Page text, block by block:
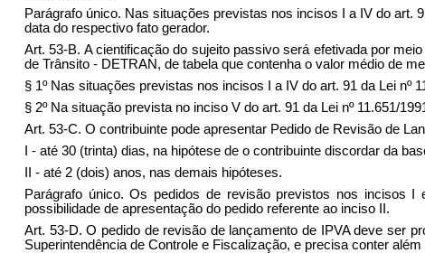
Parágrafo único. Nas situações previstas nos incisos I a IV do art.
data do respectivo fato gerador.
Art. 53-B. A cientificação do sujeito passivo será efetivada por
de Trânsito - DETRAN, de tabela que contenha o valor médio de
§ 1º Nas situações previstas nos incisos I a IV do art. 91 da Lei nº
§ 2º Na situação prevista no inciso V do art. 91 da Lei nº 11.651/
Art. 53-C. O contribuinte pode apresentar Pedido de Revisão de
I - até 30 (trinta) dias, na hipótese de o contribuinte discordar da
II - até 2 (dois) anos, nas demais hipóteses.
Parágrafo único. Os pedidos de revisão previstos nos incisos
possibilidade de apresentação do pedido referente ao inciso II.
Art. 53-D. O pedido de revisão de lançamento de IPVA deve ser
Superintendência de Controle e Fiscalização, e precisa conter